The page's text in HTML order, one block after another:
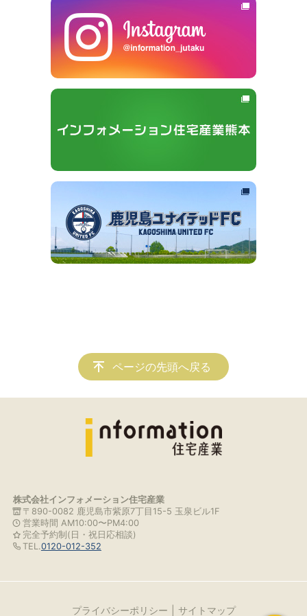
ページの先頭へ戻る
株式会社インフォメーション住宅産業
〒890-0082 鹿児島市紫原7丁目15-5 玉泉ビル1F
営業時間 AM10:00〜PM4:00
完全予約制(日・祝日応相談)
TEL.0120-012-352
プライバシーポリシー サイトマップ